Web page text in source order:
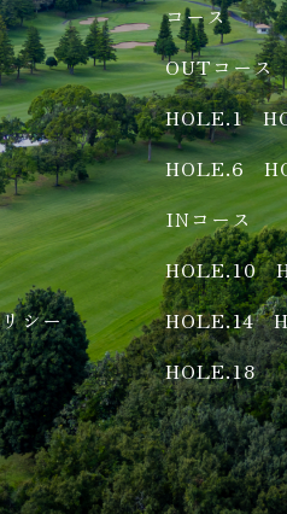
シー
コース
OUTコース
HOLE.1
HOLE.6
INコース
HOLE.10
HOLE.14
HOLE.18